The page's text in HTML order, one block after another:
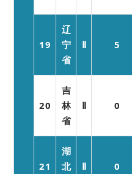
19
辽
宁
省
Ⅱ 5
20
吉
林
省
Ⅱ 0
21
湖
北
Ⅱ 0